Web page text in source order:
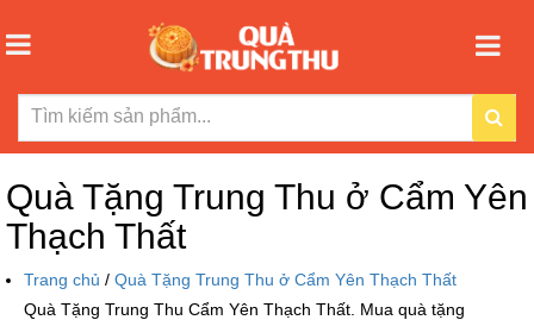
Quà Tặng Trung Thu ở Cẩm Yên
Thạch Thất
Trang chủ / Quà Tặng Trung Thu ở Cẩm Yên Thạch Thất
Quà Tặng Trung Thu Cẩm Yên Thạch Thất. Mua quà tặng